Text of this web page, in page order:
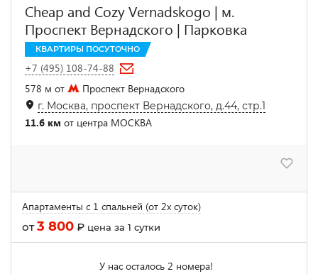
Cheap and Cozy Vernadskogo | м.
Проспект Вернадского | Парковка
КВАРТИРЫ ПОСУТОЧНО
+7 (495) 108-74-88
578 м от
Проспект Вернадского
г. Москва, проспект Вернадского, д.44, стр.1
11.6 км от центра МОСКВА
Апартаменты с 1 спальней (от 2х суток)
от3 800 ₽ цена за 1 сутки
У нас осталось 2 номера!